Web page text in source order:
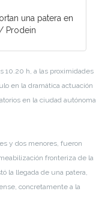
una patera en
Prodein
10.20 h, a las proximidades
en la dramática actuación
en la ciudad autónoma
y dos menores, fueron
fronteriza de la
la llegada de una patera,
concretamente a la